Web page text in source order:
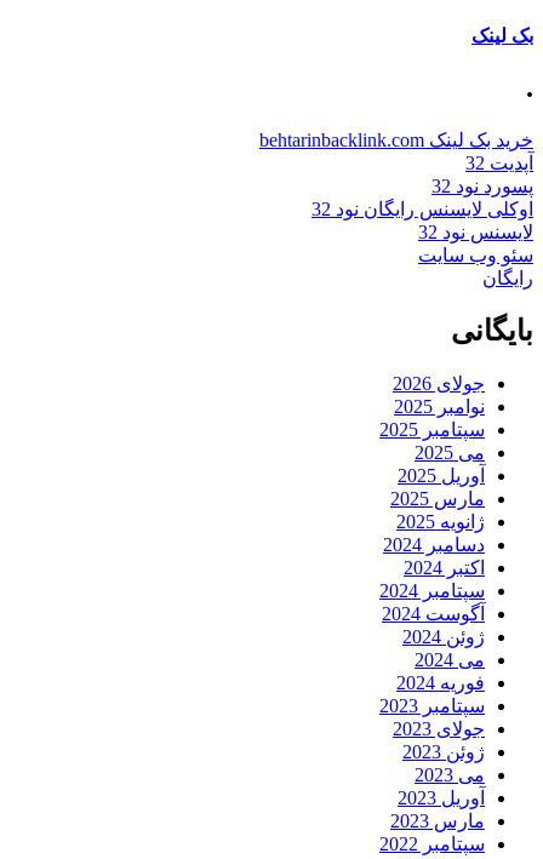
بک لینک
.
خرید بک لینک behtarinbacklink.com
آپدیت 32
پسورد نود 32
اوکلی لایسنس رایگان نود 32
لایسنس نود 32
سئو وب سایت
رایگان
بایگانی
جولای 2026
نوامبر 2025
سپتامبر 2025
می 2025
آوریل 2025
مارس 2025
ژانویه 2025
دسامبر 2024
اکتبر 2024
سپتامبر 2024
آگوست 2024
ژوئن 2024
می 2024
فوریه 2024
سپتامبر 2023
جولای 2023
ژوئن 2023
می 2023
آوریل 2023
مارس 2023
سپتامبر 2022